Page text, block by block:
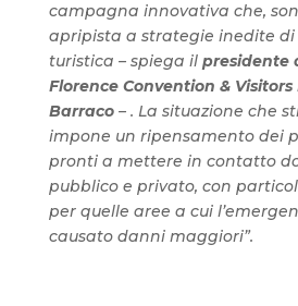
campagna innovativa che,
apripista a strategie inedite di
turistica – spiega il presidente
Florence Convention &
Barraco– . La situazione che
impone un ripensamento dei
pronti a mettere in contatto
pubblico e privato, con
per quelle aree a cui
causato danni maggiori”.